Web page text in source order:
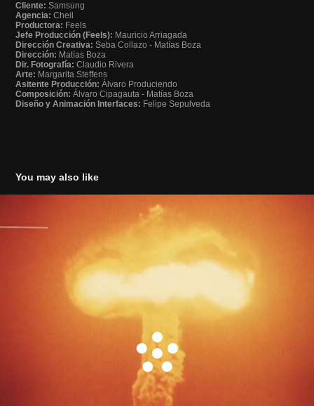
Cliente:Samsung
Agencia: Cheil
Productora: Feels
Jefe Producción (Feels): Mauricio Arriagada
Dirección Creativa:Seba Collazo - Matías Boza
Dirección: Matías Boza
Dir. Fotografía: Claudio Rivera
Arte: Margarita Steffens
Asitente Producción: Álvaro Produciendo
Composición:Álvaro Cipagauta - Matías Boza
Diseño y Animación Interfaces: Felipe Sepulveda
You may also like